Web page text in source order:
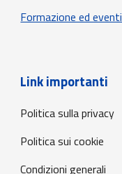
Formazione ed eventi
Link importanti
Politica sulla privacy
Politica sui cookie
Condizioni generali